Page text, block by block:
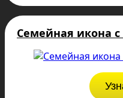
Семейная икона